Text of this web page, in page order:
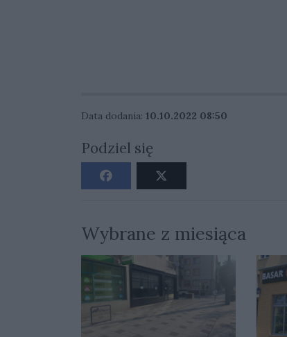
Data dodania: 10.10.2022 08:50
Podziel się
Wybrane z miesiąca